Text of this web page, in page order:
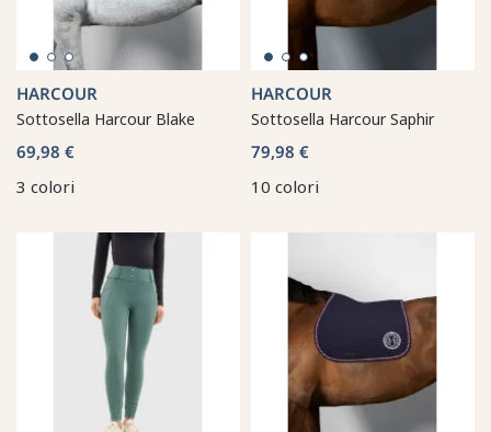
HARCOUR
Sottosella Harcour Blake
69,98 €
3 colori
HARCOUR
Sottosella Harcour Saphir
79,98 €
10 colori